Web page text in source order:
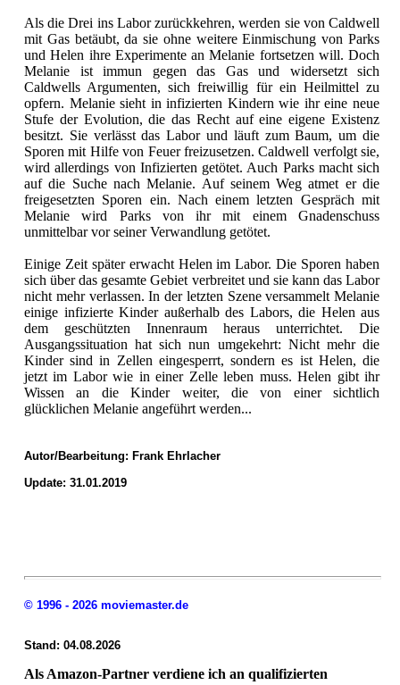
Als die Drei ins Labor zurückkehren, werden sie von Caldwell
mit Gas betäubt, da sie ohne weitere Einmischung von Parks
und Helen ihre Experimente an Melanie fortsetzen will. Doch
Melanie ist immun gegen das Gas und widersetzt sich
Caldwells Argumenten, sich freiwillig für ein Heilmittel zu
opfern. Melanie sieht in infizierten Kindern wie ihr eine neue
Stufe der Evolution, die das Recht auf eine eigene Existenz
besitzt. Sie verlässt das Labor und läuft zum Baum, um die
Sporen mit Hilfe von Feuer freizusetzen. Caldwell verfolgt sie,
wird allerdings von Infizierten getötet. Auch Parks macht sich
auf die Suche nach Melanie. Auf seinem Weg atmet er die
freigesetzten Sporen ein. Nach einem letzten Gespräch mit
Melanie wird Parks von ihr mit einem Gnadenschuss
unmittelbar vor seiner Verwandlung getötet.
Einige Zeit später erwacht Helen im Labor. Die Sporen haben
sich über das gesamte Gebiet verbreitet und sie kann das Labor
nicht mehr verlassen. In der letzten Szene versammelt Melanie
einige infizierte Kinder außerhalb des Labors, die Helen aus
dem geschützten Innenraum heraus unterrichtet. Die
Ausgangssituation hat sich nun umgekehrt: Nicht mehr die
Kinder sind in Zellen eingesperrt, sondern es ist Helen, die
jetzt im Labor wie in einer Zelle leben muss. Helen gibt ihr
Wissen an die Kinder weiter, die von einer sichtlich
glücklichen Melanie angeführt werden...
Autor/Bearbeitung: Frank Ehrlacher
Update: 31.01.2019
© 1996 - 2026 moviemaster.de
Stand: 04.08.2026
Als Amazon-Partner verdiene ich an qualifizierten